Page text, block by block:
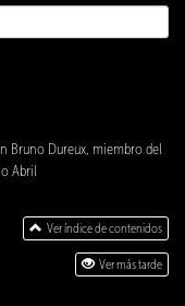
Bruno Dureux, miembro del
Abril
Ver índice de contenidos
Ver más tarde